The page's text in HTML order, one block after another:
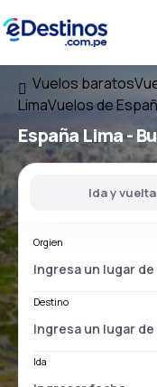
Vuelos baratos
LimaVuelos de
España Lima-
Ida y vuelta
Orgien
Destino
Ida